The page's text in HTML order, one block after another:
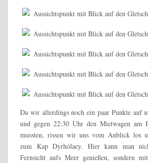
Da wir allerdings noch ein paar Punkte auf
und gegen 22:30 Uhr den Mietwagen am
mussten, rissen wir uns vom Anblick los
zum Kap Dyrhólaey. Hier kann man
Fernsicht aufs Meer genießen, sondern